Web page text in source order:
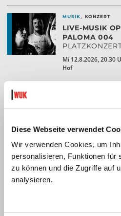
Diese Webseite verwendet
Wir verwenden Cookies, um
personalisieren, Funktionen für
zu können und die Zugriffe auf
analysieren.
MUSIK, KONZERT
LIVE-MUSIK
PALOMA 004
Mi 12.8.2026, 20.30
Hof
Do 13.8.2026, 20.30
Hof